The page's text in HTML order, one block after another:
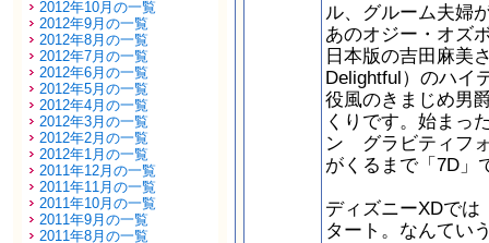
2012年10月の一覧
2012年9月の一覧
2012年8月の一覧
2012年7月の一覧
2012年6月の一覧
2012年5月の一覧
2012年4月の一覧
2012年3月の一覧
2012年2月の一覧
2012年1月の一覧
2011年12月の一覧
2011年11月の一覧
2011年10月の一覧
2011年9月の一覧
2011年8月の一覧
ル、グルーム夫婦
あのオジー・オズ
日本版の吉田麻美
Delightful）のハイ
役風のきまじめ男
くりです。始まっ
ン グラビティフ
がくるまで「7D」
ディズニーXDでは
タート。なんてい